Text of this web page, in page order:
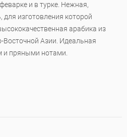
и в турке. Нежная,
для изготовления которой
арабика из
Восточной Азии. Идеальная
и пряными нотами.